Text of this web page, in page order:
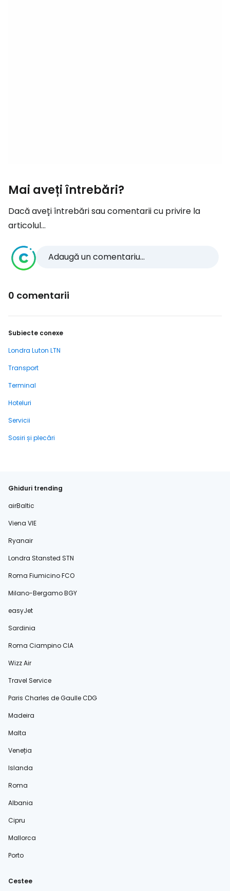
Mai aveți întrebări?
Dacă aveți întrebări sau comentarii cu privire la
articolul...
Adaugă un comentariu...
0 comentarii
Subiecte conexe
Londra Luton LTN
Transport
Terminal
Hoteluri
Servicii
Sosiri și plecări
Ghiduri trending
airBaltic
Viena VIE
Ryanair
Londra Stansted STN
Roma Fiumicino FCO
Milano-Bergamo BGY
easyJet
Sardinia
Roma Ciampino CIA
Wizz Air
Travel Service
Paris Charles de Gaulle CDG
Madeira
Malta
Veneția
Islanda
Roma
Albania
Cipru
Mallorca
Porto
Cestee